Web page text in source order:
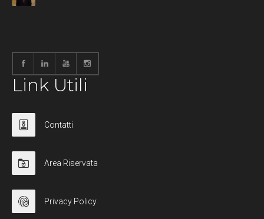
Link Utili
Contatti
Area Riservata
Privacy Policy